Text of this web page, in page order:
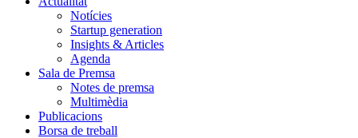
Notícies
Startup generation
Insights & Articles
Agenda
Sala de Premsa
Notes de premsa
Multimèdia
Publicacions
Borsa de treball